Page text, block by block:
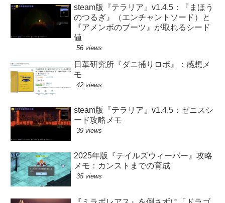
steam版『テラリア』v1.4.5：『まほう
のつるぎ』（エンチャントソード）と
『アメンボのブーツ』が取れるシード
値
56 views
日革研究所『ダニ捕りロボ』：感想メ
モ
42 views
steam版『テラリア』v1.4.5：ゼニスシ
ード攻略メモ
39 views
2025年版『テイルズウィーバー』攻略
メモ：カンストまでの育成
35 views